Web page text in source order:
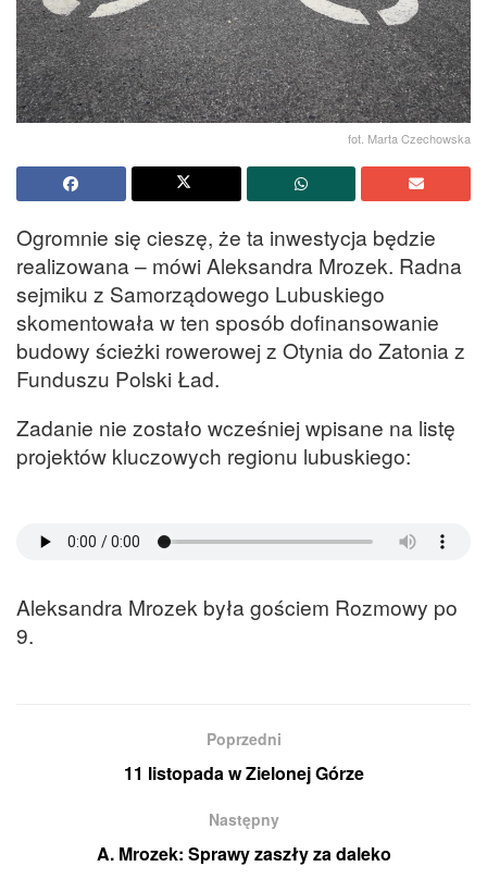
fot. Marta Czechowska
Ogromnie się cieszę, że ta inwestycja będzie
realizowana – mówi Aleksandra Mrozek. Radna
sejmiku z Samorządowego Lubuskiego
skomentowała w ten sposób dofinansowanie
budowy ścieżki rowerowej z Otynia do Zatonia z
Funduszu Polski Ład.
Zadanie nie zostało wcześniej wpisane na listę
projektów kluczowych regionu lubuskiego:
Aleksandra Mrozek była gościem Rozmowy po
9.
Poprzedni
11 listopada w Zielonej Górze
Następny
A. Mrozek: Sprawy zaszły za daleko